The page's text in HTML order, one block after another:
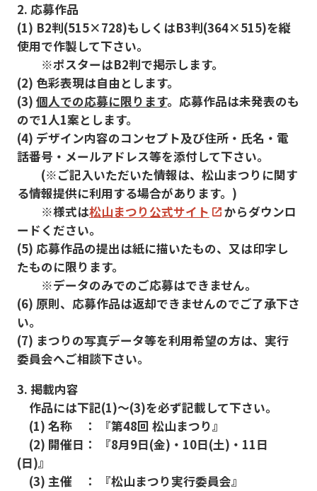
2. 応募作品
(1) B2判(515×728)もしくはB3判(364×515)を縦
使用で作製して下さい。
※ポスターはB2判で掲示します。
(2) 色彩表現は自由とします。
(3) 個人での応募に限ります。応募作品は未発表のも
ので1人1案とします。
(4) デザイン内容のコンセプト及び住所・氏名・電
話番号・メールアドレス等を添付して下さい。
(※ご記入いただいた情報は、松山まつりに関す
る情報提供に利用する場合があります。)
※様式は松山まつり公式サイト
からダウンロ
ードください。
(5) 応募作品の提出は紙に描いたもの、又は印字し
たものに限ります。
※データのみでのご応募はできません。
(6) 原則、応募作品は返却できませんのでご了承下さ
い。
(7) まつりの写真データ等を利用希望の方は、実行
委員会へご相談下さい。
3. 掲載内容
作品には下記(1)〜(3)を必ず記載して下さい。
(1) 名称 ：
『第48回 松山まつり』
(2) 開催日：
『8月9日(金)・10日(土)・11日
(日)』
(3) 主催 ：
『松山まつり実行委員会』